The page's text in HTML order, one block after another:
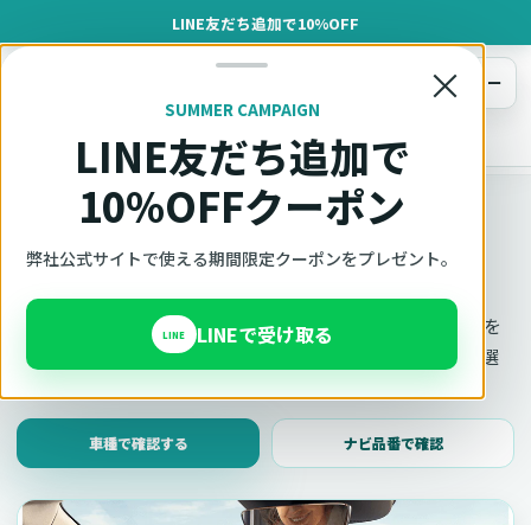
LINE友だち追加で10%OFF
×
SUMMER CAMPAIGN
LINE友だち追加で
10%OFFクーポン
弊社公式サイトで使える期間限定クーポンをプレゼント。
LINE LINEで受け取る
オットキャスト
メニュー
車種適合確認
車種適合確認
車種と年式で適合確認
Ottocast（オットキャスト）の対応製品、条件、注意事項を
このページ内で見られます。 迷った場合は、車種と年式を選
車種で確認する ナビ品番で確認